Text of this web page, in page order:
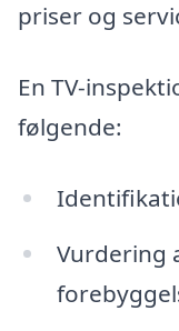
priser og
En TV-
følgende:
Vurdering